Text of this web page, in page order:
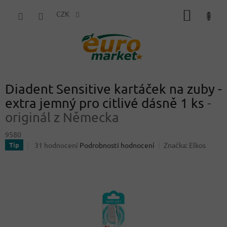
CZK
Diadent Sensitive kartáček na zuby -
extra jemný pro citlivé dásně 1 ks -
originál z Německa
9580
Tip
Průměrné
31 hodnocení Podrobnosti hodnocení Značka: Elkos